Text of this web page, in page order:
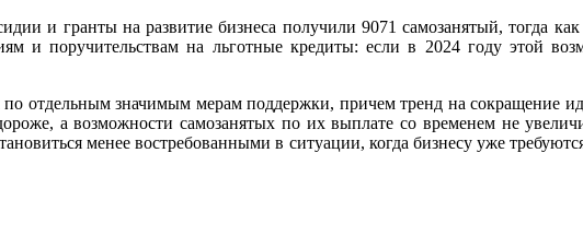
и гранты на развитие бизнеса получили 9071 самозанятый, тогда
и поручительствам на льготные кредиты: если в 2024 году этой
отдельным значимым мерам поддержки, причем тренд на сокращение
а возможности самозанятых по их выплате со временем не
менее востребованными в ситуации, когда бизнесу уже